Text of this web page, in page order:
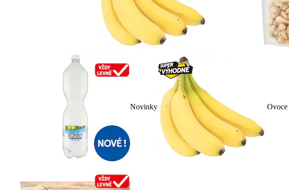
Novinky Ovoce